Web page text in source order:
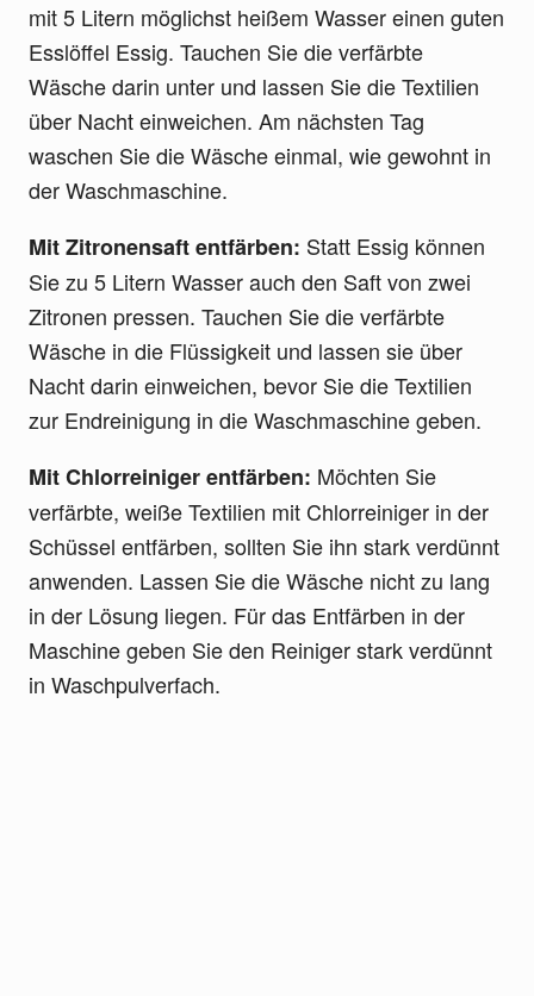
mit 5 Litern möglichst heißem Wasser einen guten
Esslöffel Essig. Tauchen Sie die verfärbte
Wäsche darin unter und lassen Sie die Textilien
über Nacht einweichen. Am nächsten Tag
waschen Sie die Wäsche einmal, wie gewohnt in
der Waschmaschine.
Mit Zitronensaft entfärben: Statt Essig können
Sie zu 5 Litern Wasser auch den Saft von zwei
Zitronen pressen. Tauchen Sie die verfärbte
Wäsche in die Flüssigkeit und lassen sie über
Nacht darin einweichen, bevor Sie die Textilien
zur Endreinigung in die Waschmaschine geben.
Mit Chlorreiniger entfärben: Möchten Sie
verfärbte, weiße Textilien mit Chlorreiniger in der
Schüssel entfärben, sollten Sie ihn stark verdünnt
anwenden. Lassen Sie die Wäsche nicht zu lang
in der Lösung liegen. Für das Entfärben in der
Maschine geben Sie den Reiniger stark verdünnt
in Waschpulverfach.